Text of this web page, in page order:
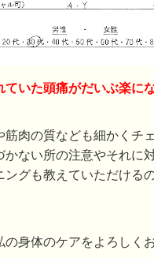
ていた頭痛がだいぶ楽に
筋肉の質なども細かくチ
かない所の注意やそれに
ングも教えていただける
の身体のケアをよろしく